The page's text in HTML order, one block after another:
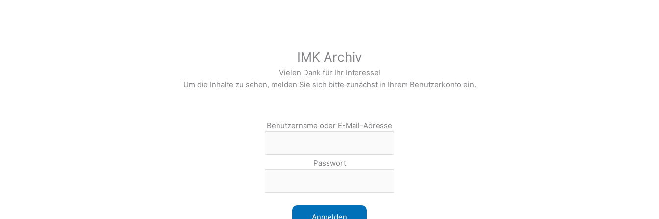
IMK Archiv
Vielen Dank für Ihr Interesse!
Um die Inhalte zu sehen, melden Sie sich bitte zunächst in Ihrem Benutzerkonto ein.
Benutzername oder E-Mail-Adresse
Passwort